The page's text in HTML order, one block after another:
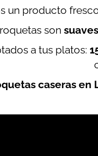
un producto
son
a tus platos:
caseras en